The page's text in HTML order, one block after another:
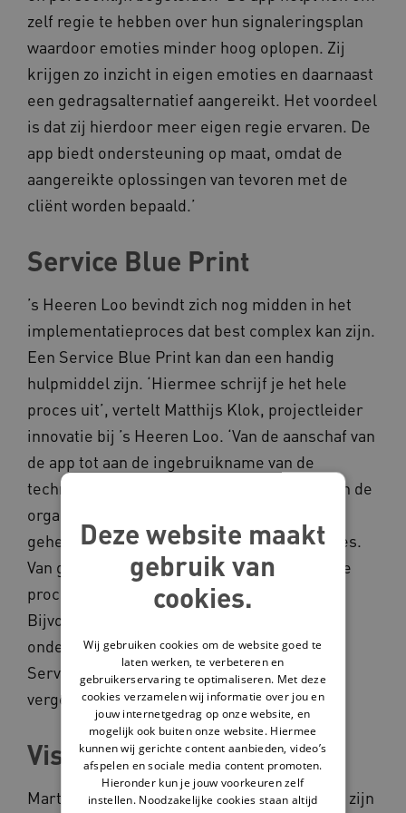
zelf regie te hebben over hun signaleringsplan
waardoor emoties minder hoog oplopen. Zij
krijgen zo inzicht in eigen emoties en daarnaast
een gedragsalternatief aangereikt. Het voordeel
is dat zij hierdoor meer eigen regie ervaren. De
app biedt ondersteuning op maat, omdat de
aangereikte oplossingen van tevoren met de
cliënt worden bepaald.’
Service Blue Print
’s Heeren Loo bevindt zich nog midden in het
implementatieproces dat best complex kan zijn.
Een Service Blue Print kan dan een handig
hulpmiddel zijn. ‘Hiermee schrijf je het hele
proces uit’, vertelt Matthijs Klok, projectleider
innovatie bij ’s Heeren Loo. ‘Van de aanschaf van
de app tot aan de ingebruikname van de
technologie door alle beoogde gebruikers in de
organisatie. Je aandacht ligt daarbij op de
gehele breedte van een implementatieproces.
Van gebruiker- tot organisatiecontext en alle
processen die daarmee samenhangen.
Bijvoorbeeld het regelen van de
ondersteunende digitale infrastructuur. De
Service Blue Print voorkomt dat je stappen
vergeet.’
Visie op stress nodig
Martijn: ‘Voordat een cliënt de app gebruikt, zijn
Deze website maakt
gebruik van
cookies.
Wij gebruiken cookies om de website goed te
laten werken, te verbeteren en
gebruikerservaring te optimaliseren. Met deze
cookies verzamelen wij informatie over jou en
jouw internetgedrag op onze website, en
mogelijk ook buiten onze website. Hiermee
kunnen wij gerichte content aanbieden, video’s
afspelen en sociale media content promoten.
Hieronder kun je jouw voorkeuren zelf
instellen. Noodzakelijke cookies staan altijd